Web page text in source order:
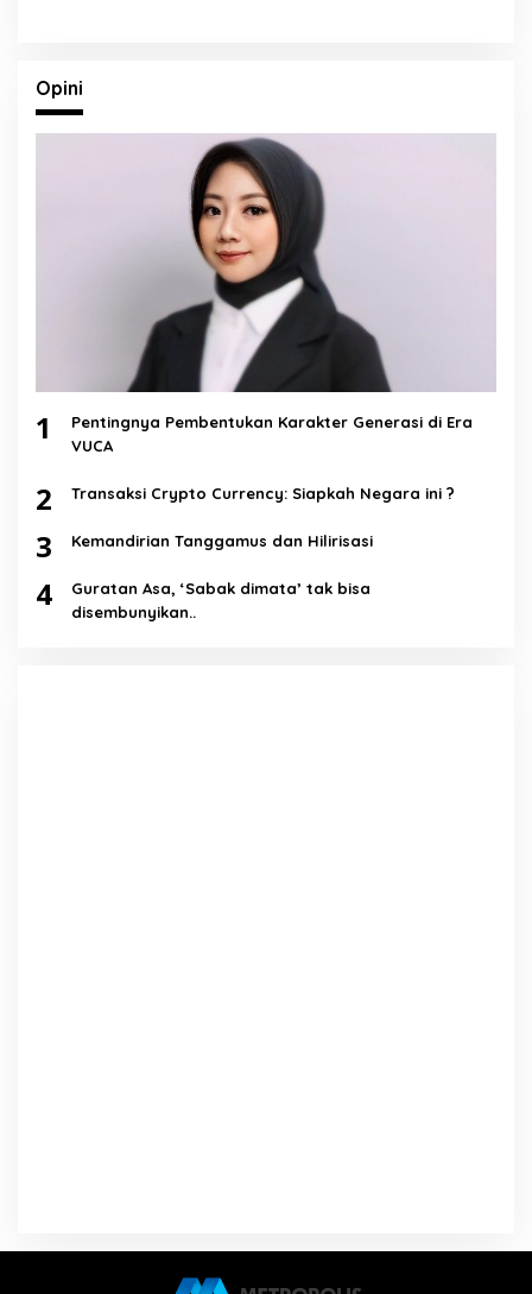
Opini
1
Pentingnya Pembentukan Karakter Generasi di Era
VUCA
2 Transaksi Crypto Currency: Siapkah Negara ini ?
3 Kemandirian Tanggamus dan Hilirisasi
4
Guratan Asa, ‘Sabak dimata’ tak bisa
disembunyikan..